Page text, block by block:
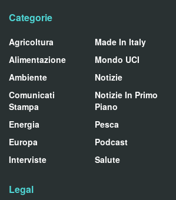
Categorie
Agricoltura
Alimentazione
Ambiente
Comunicati
Stampa
Energia
Europa
Interviste
Made In Italy
Mondo UCI
Notizie
Notizie In Primo
Piano
Pesca
Podcast
Salute
Legal